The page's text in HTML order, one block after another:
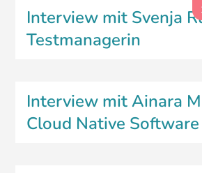
Interview mit Svenja
Testmanagerin
Interview mit Ainara
Cloud Native